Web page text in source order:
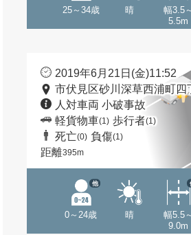
25～34歳 晴
幅3.5～
5.5m
2019年6月21日(金)11:52
市伏見区砂川深草西浦町四
人対車両 小破事故
軽貨物車(1) 歩行者(1)
死亡(0) 負傷(1)
距離395m
0～24歳
他
晴
幅5.5～
9.0m